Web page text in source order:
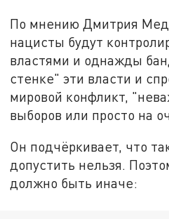
По мнению Дмитрия
нацисты будут
властями и однажды
стенке" эти власти и
мировой конфликт,
выборов или просто на
Он подчёркивает, что
допустить нельзя.
должно быть иначе: